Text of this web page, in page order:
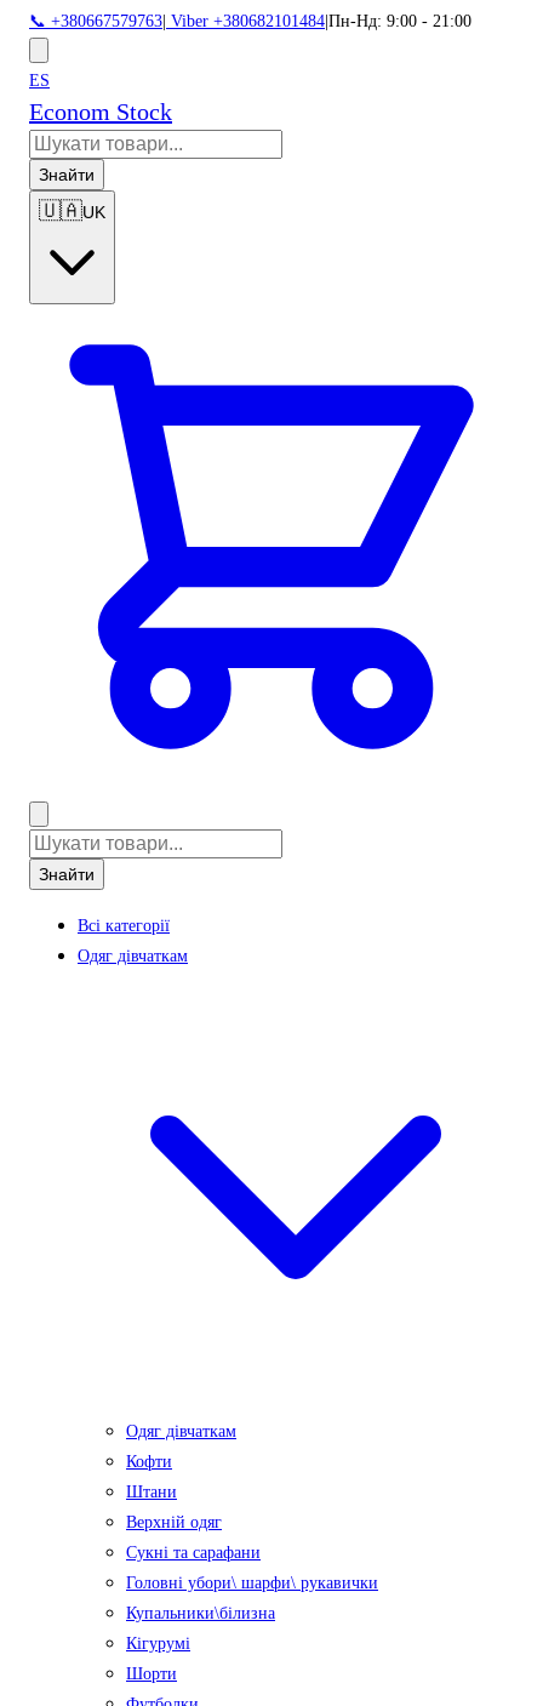
📞 +380667579763 Viber +380682101484 Пн-Нд: 9:00 - 21:00
ES
Econom Stock
Знайти
🇺🇦UK
Знайти
Всі категорії
Одяг дівчаткам
Одяг дівчаткам
Кофти
Штани
Верхній одяг
Сукні та сарафани
Головні убори\ шарфи\ рукавички
Купальники\білизна
Кігурумі
Шорти